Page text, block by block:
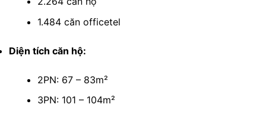
1.484 căn officetel
Diện tích căn hộ:
2PN: 67 – 83m²
3PN: 101 – 104m²